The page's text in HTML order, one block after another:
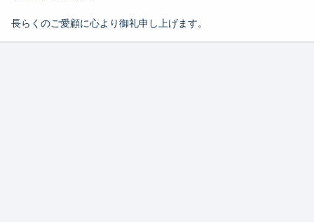
長らくのご愛顧に心より御礼申し上げます。